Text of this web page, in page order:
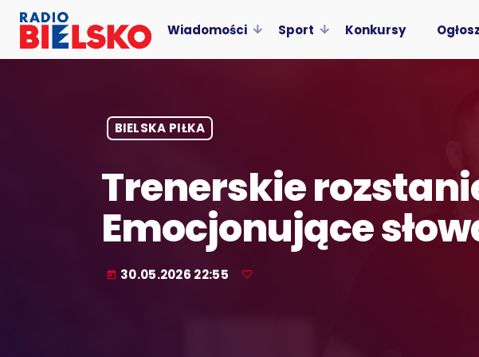
Wiadomości Sport Konkursy
BIELSKA PIŁKA
Trenerskie
Emocjonujące
today 30.05.2026 22:55